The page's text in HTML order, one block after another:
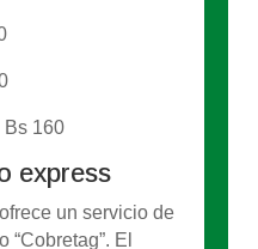
Bs 160
express
un servicio de
El